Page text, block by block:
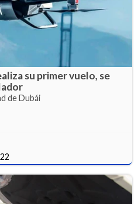
su primer vuelo, se
de Dubái